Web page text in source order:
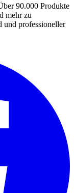
90.000 Produkte
mehr zu
und professioneller